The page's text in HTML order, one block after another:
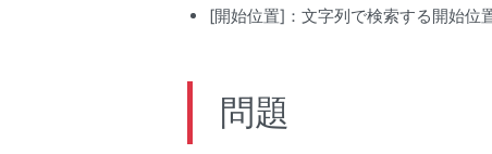
[開始位置]：文字列で検索する開始位
問題